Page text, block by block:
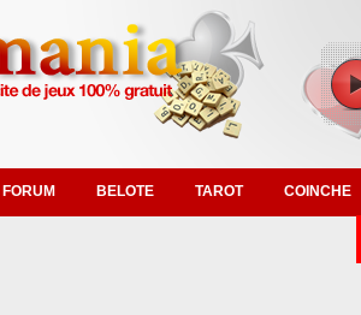
FORUM BELOTE TAROT COINCHE